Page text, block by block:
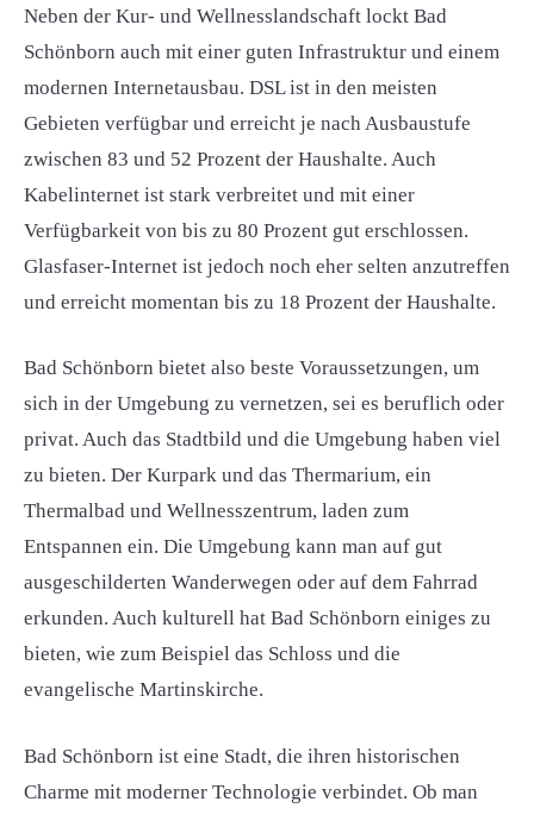
Neben der Kur- und Wellnesslandschaft lockt Bad
Schönborn auch mit einer guten Infrastruktur und einem
modernen Internetausbau. DSL ist in den meisten
Gebieten verfügbar und erreicht je nach Ausbaustufe
zwischen 83 und 52 Prozent der Haushalte. Auch
Kabelinternet ist stark verbreitet und mit einer
Verfügbarkeit von bis zu 80 Prozent gut erschlossen.
Glasfaser-Internet ist jedoch noch eher selten anzutreffen
und erreicht momentan bis zu 18 Prozent der Haushalte.
Bad Schönborn bietet also beste Voraussetzungen, um
sich in der Umgebung zu vernetzen, sei es beruflich oder
privat. Auch das Stadtbild und die Umgebung haben viel
zu bieten. Der Kurpark und das Thermarium, ein
Thermalbad und Wellnesszentrum, laden zum
Entspannen ein. Die Umgebung kann man auf gut
ausgeschilderten Wanderwegen oder auf dem Fahrrad
erkunden. Auch kulturell hat Bad Schönborn einiges zu
bieten, wie zum Beispiel das Schloss und die
evangelische Martinskirche.
Bad Schönborn ist eine Stadt, die ihren historischen
Charme mit moderner Technologie verbindet. Ob man